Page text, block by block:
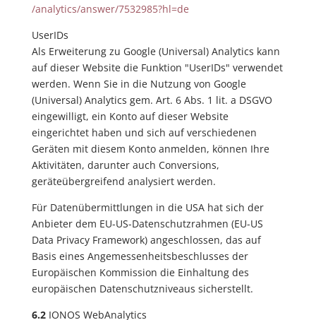
/analytics/answer/7532985?hl=de
UserIDs
Als Erweiterung zu Google (Universal) Analytics kann
auf dieser Website die Funktion "UserIDs" verwendet
werden. Wenn Sie in die Nutzung von Google
(Universal) Analytics gem. Art. 6 Abs. 1 lit. a DSGVO
eingewilligt, ein Konto auf dieser Website
eingerichtet haben und sich auf verschiedenen
Geräten mit diesem Konto anmelden, können Ihre
Aktivitäten, darunter auch Conversions,
geräteübergreifend analysiert werden.
Für Datenübermittlungen in die USA hat sich der
Anbieter dem EU-US-Datenschutzrahmen (EU-US
Data Privacy Framework) angeschlossen, das auf
Basis eines Angemessenheitsbeschlusses der
Europäischen Kommission die Einhaltung des
europäischen Datenschutzniveaus sicherstellt.
6.2IONOS WebAnalytics